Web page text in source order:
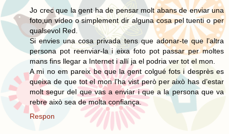
Jo crec que la gent ha de pensar molt abans de enviar una
foto,un vídeo o simplement dir alguna cosa pel tuenti o per
qualsevol Red.
Si envies una cosa privada tens que adonar-te que l’altra
persona pot reenviar-la i eixa foto pot passar per moltes
mans fins llegar a Internet i allí ja el podria ver tot el mon.
A mi no em pareix be que la gent colgué fots i desprès es
queixa de que tot el mon l’ha vist però per això has d’estar
molt segur del que vas a enviar i que a la persona que va
rebre això sea de molta confiança.
Respon